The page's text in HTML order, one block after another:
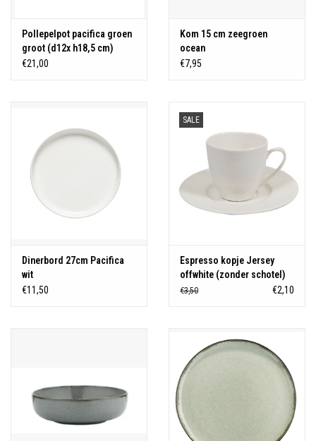
Pollepelpot pacifica groen
groot (d12x h18,5 cm)
€21,00
Kom 15 cm zeegroen
ocean
€7,95
Dinerbord 27cm Pacifica
wit
€11,50
SALE
Espresso kopje Jersey
offwhite (zonder schotel)
€3,50 €2,10